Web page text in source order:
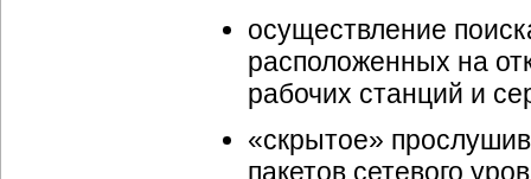
осуществление
расположенных на
рабочих станций и
«скрытое»
пакетов сетевого